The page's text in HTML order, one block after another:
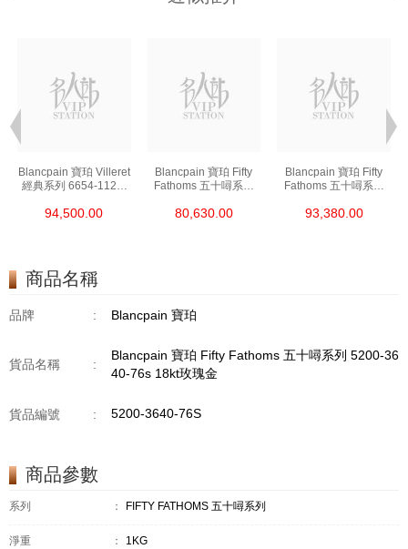
Blancpain 寶珀 Villeret
經典系列 6654-1127-
94,500.00
Blancpain 寶珀 Fifty
Fathoms 五十噚系列
80,630.00
Blancpain 寶珀 Fifty
Fathoms 五十噚系列
93,380.00
商品名稱
品牌 : Blancpain 寶珀
貨品名稱 :
Blancpain 寶珀 Fifty Fathoms 五十噚系列 5200-36
40-76s 18kt玫瑰金
貨品編號 : 5200-3640-76S
商品參數
系列 ： FIFTY FATHOMS 五十噚系列
淨重 ： 1KG